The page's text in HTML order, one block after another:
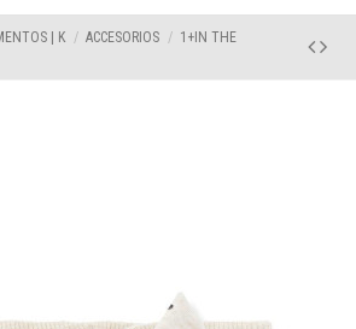
| K ACCESORIOS
1+IN THE